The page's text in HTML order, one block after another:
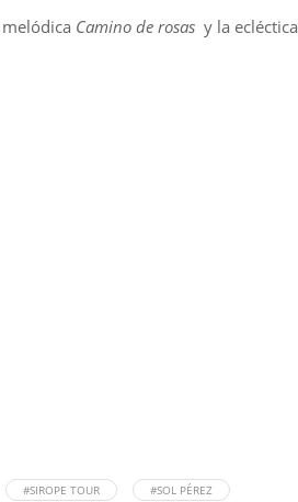
Camino de rosas y la ecléctica
#SIROPE TOUR
#SOL PÉREZ